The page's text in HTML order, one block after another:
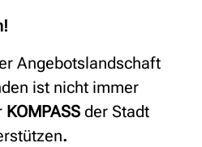
Angebotslandschaft
ist nicht immer
KOMPASS der Stadt
.